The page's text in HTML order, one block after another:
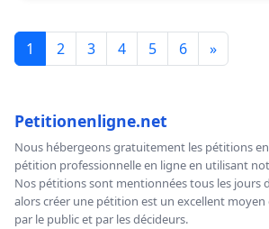
1 2 3 4 5 6 »
Petitionenligne.net
Nous hébergeons gratuitement les pétitions
pétition professionnelle en ligne en utilisant
Nos pétitions sont mentionnées tous les jours
alors créer une pétition est un excellent
par le public et par les décideurs.